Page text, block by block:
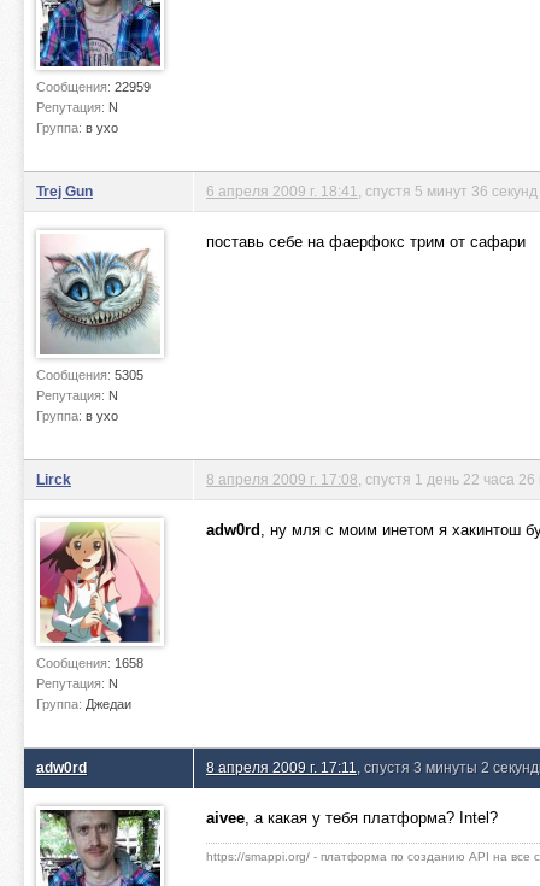
Сообщения: 22959
Репутация: N
Группа: в ухо
Trej Gun
Сообщения: 5305
Репутация: N
Группа: в ухо
6 апреля 2009 г. 18:41 , спустя 5 минут 36 секунд
поставь себе на фаерфокс трим от сафари
Lirck
Сообщения: 1658
Репутация: N
Группа: Джедаи
8 апреля 2009 г. 17:08 , спустя 1 день 22 часа
adw0rd , ну мля с моим инетом я хакинтош
adw0rd 8 апреля 2009 г. 17:11 , спустя 3 минуты 2
aivee, а какая у тебя платформа? Intel?
https://smappi.org/ - платформа по созданию API на все